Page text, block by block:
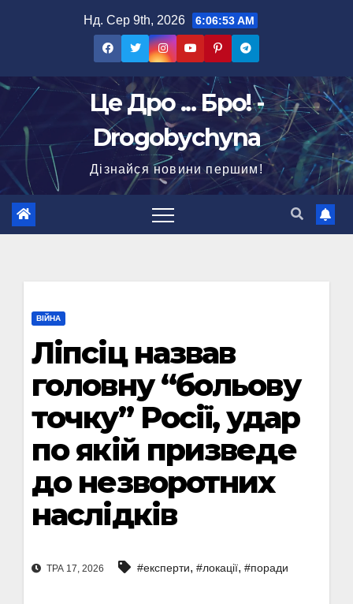
Нд. Сер 9th, 2026 6:06:54 AM
Це Дро ... Бро! -
Drogobychyna
Дізнайся новини першим!
ВІЙНА
Ліпсіц назвав
головну “больову
точку” Росії, удар
по якій призведе
до незворотних
наслідків
ТРА 17, 2026 #експерти, #локації, #поради